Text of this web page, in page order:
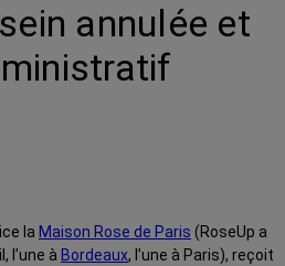
annulée et
la Maison Rose de Paris (RoseUp a
l’une à Bordeaux, l’une à Paris), reçoit